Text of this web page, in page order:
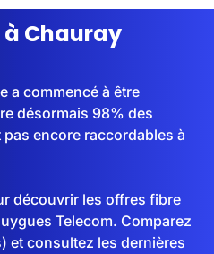
Chauray
a commencé à être
désormais 98% des
encore raccordables à
découvrir les offres fibre
Telecom. Comparez
et consultez les dernières